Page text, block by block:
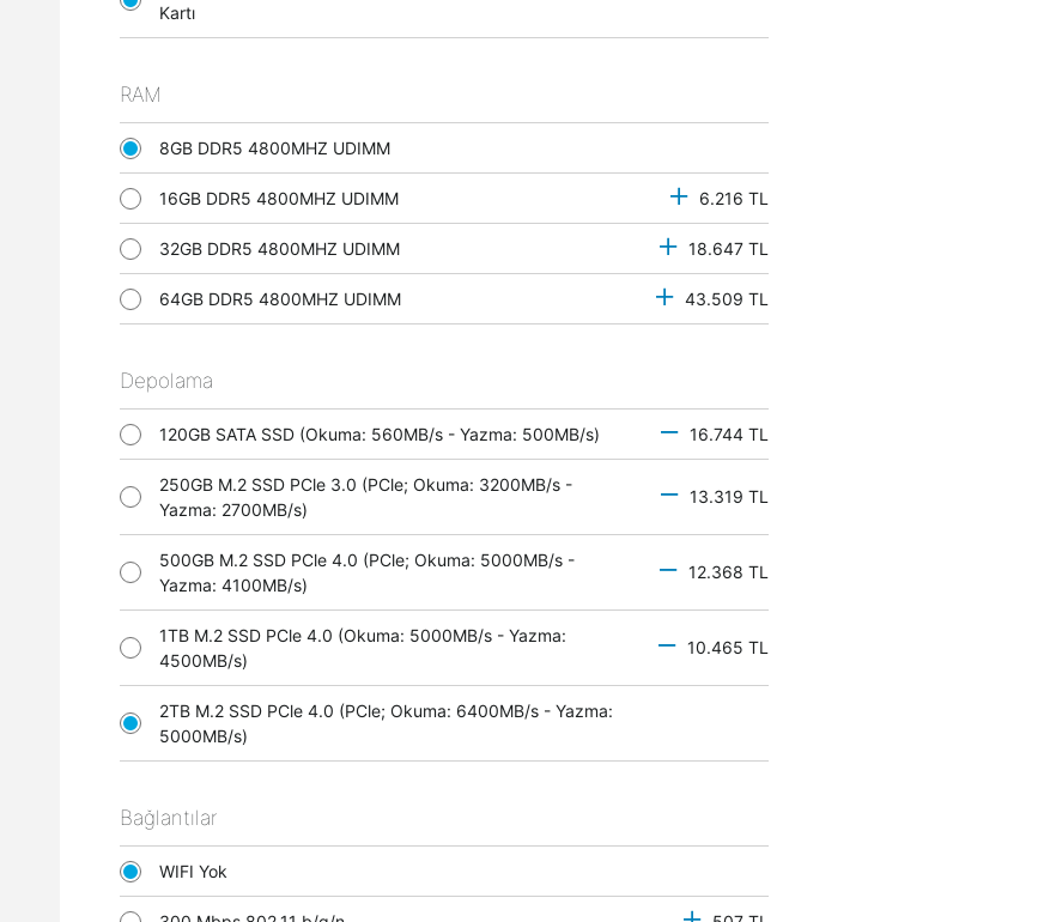
Kartı
RAM
8GB DDR5 4800MHZ UDIMM
16GB DDR5 4800MHZ UDIMM 6.216 TL
32GB DDR5 4800MHZ UDIMM 18.647 TL
64GB DDR5 4800MHZ UDIMM 43.509 TL
Depolama
120GB SATA SSD (Okuma: 560MB/s - Yazma: 500MB/s) 16.744 TL
250GB M.2 SSD PCle 3.0 (PCle; Okuma: 3200MB/s -
Yazma: 2700MB/s)
13.319 TL
500GB M.2 SSD PCle 4.0 (PCle; Okuma: 5000MB/s -
Yazma: 4100MB/s)
12.368 TL
1TB M.2 SSD PCle 4.0 (Okuma: 5000MB/s - Yazma:
4500MB/s)
10.465 TL
2TB M.2 SSD PCle 4.0 (PCle; Okuma: 6400MB/s - Yazma:
5000MB/s)
Bağlantılar
WIFI Yok